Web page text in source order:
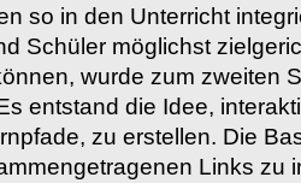
so in den Unterricht
Schüler möglichst
wurde zum zweiten
entstand die Idee,
zu erstellen. Die
Links zu